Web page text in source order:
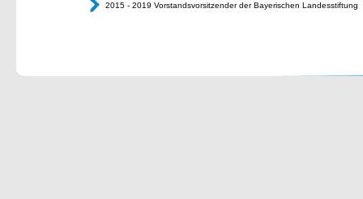
2015 - 2019 Vorstandsvorsitzender der Bayerischen Landesstiftung